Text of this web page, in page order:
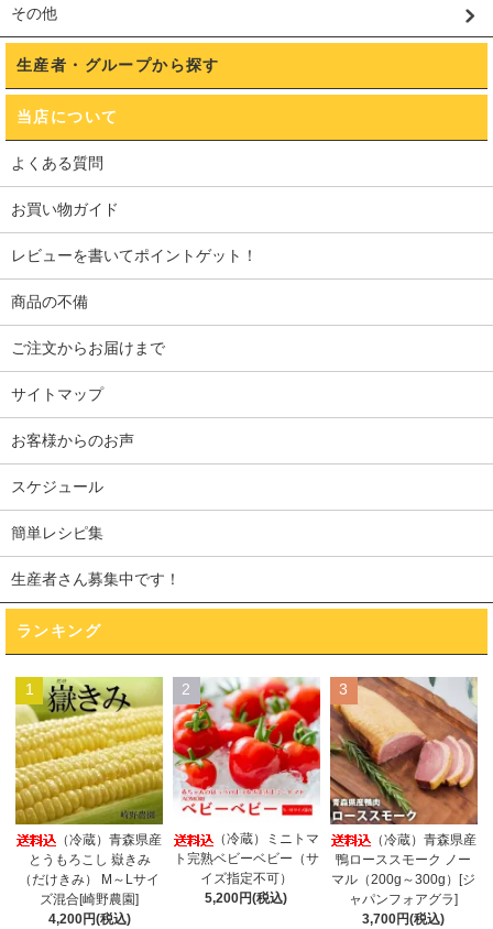
その他
生産者・グループから探す
当店について
よくある質問
お買い物ガイド
レビューを書いてポイントゲット！
商品の不備
ご注文からお届けまで
サイトマップ
お客様からのお声
スケジュール
簡単レシピ集
生産者さん募集中です！
ランキング
1
（冷蔵）青森県産
とうもろこし 嶽きみ
（だけきみ） M～Lサイ
ズ混合[崎野農園]
4,200円(税込)
2
（冷蔵）ミニトマ
ト完熟ベビーベビー（サ
イズ指定不可）
5,200円(税込)
3
（冷蔵）青森県産
鴨ローススモーク ノー
マル（200g～300g）[ジ
ャパンフォアグラ]
3,700円(税込)